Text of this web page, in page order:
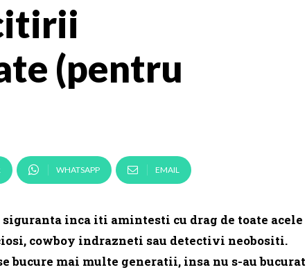
(pentru
WHATSAPP EMAIL
inca iti amintesti cu drag de toate acele
cowboy indrazneti sau detectivi neobositi.
bucure mai multe generatii, insa nu s-au bucurat